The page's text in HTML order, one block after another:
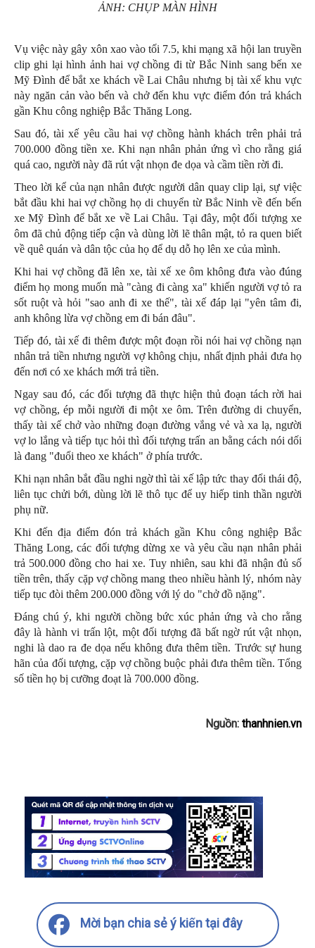
ẢNH: CHỤP MÀN HÌNH
Vụ việc này gây xôn xao vào tối 7.5, khi mạng xã hội lan truyền
clip ghi lại hình ảnh hai vợ chồng đi từ Bắc Ninh sang bến xe
Mỹ Đình để bắt xe khách về Lai Châu nhưng bị tài xế khu vực
này ngăn cản vào bến và chở đến khu vực điểm đón trả khách
gần Khu công nghiệp Bắc Thăng Long.
Sau đó, tài xế yêu cầu hai vợ chồng hành khách trên phải trả
700.000 đồng tiền xe. Khi nạn nhân phản ứng vì cho rằng giá
quá cao, người này đã rút vật nhọn đe dọa và cầm tiền rời đi.
Theo lời kể của nạn nhân được người dân quay clip lại, sự việc
bắt đầu khi hai vợ chồng họ di chuyển từ Bắc Ninh về đến bến
xe Mỹ Đình để bắt xe về Lai Châu. Tại đây, một đối tượng xe
ôm đã chủ động tiếp cận và dùng lời lẽ thân mật, tỏ ra quen biết
về quê quán và dân tộc của họ để dụ dỗ họ lên xe của mình.
Khi hai vợ chồng đã lên xe, tài xế xe ôm không đưa vào đúng
điểm họ mong muốn mà "càng đi càng xa" khiến người vợ tỏ ra
sốt ruột và hỏi "sao anh đi xe thế", tài xế đáp lại "yên tâm đi,
anh không lừa vợ chồng em đi bán đâu".
Tiếp đó, tài xế đi thêm được một đoạn rồi nói hai vợ chồng nạn
nhân trả tiền nhưng người vợ không chịu, nhất định phải đưa họ
đến nơi có xe khách mới trả tiền.
Ngay sau đó, các đối tượng đã thực hiện thủ đoạn tách rời hai
vợ chồng, ép mỗi người đi một xe ôm. Trên đường di chuyển,
thấy tài xế chở vào những đoạn đường vắng vẻ và xa lạ, người
vợ lo lắng và tiếp tục hỏi thì đối tượng trấn an bằng cách nói dối
là đang "đuổi theo xe khách" ở phía trước.
Khi nạn nhân bắt đầu nghi ngờ thì tài xế lập tức thay đổi thái độ,
liên tụcchửi bới, dùng lời lẽ thô tục để uy hiếptinh thần người
phụ nữ.
Khi đếnđịa điểm đón trả khách gần Khu công nghiệp Bắc
Thăng Long, các đối tượng dừng xe và yêu cầu nạn nhân phải
trả 500.000 đồng cho hai xe. Tuy nhiên, sau khi đã nhận đủ số
tiền trên, thấy cặp vợ chồng mang theo nhiều hành lý, nhóm này
tiếp tục đòi thêm 200.000 đồng với lý do "chở đồ nặng".
Đáng chú ý, khi người chồng bức xúc phản ứng và cho rằng
đây là hành vi trấn lột, một đối tượng đã bất ngờ rút vật nhọn,
nghi là dao ra đe dọa nếu không đưa thêm tiền. Trước sự hung
hãn của đối tượng, cặp vợ chồng buộc phải đưa thêm tiền. Tổng
số tiền họ bị cưỡng đoạt là 700.000 đồng.
Nguồn: thanhnien.vn
Mời bạn chia sẻ ý kiến tại đây